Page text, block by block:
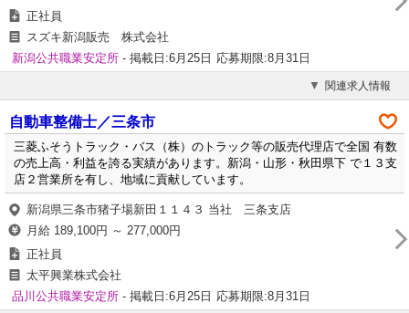
正社員
スズキ新潟販売 株式会社
新潟公共職業安定所 - 掲載日:6月25日 応募期限:8月31日
関連求人情報
自動車整備士／三条市
三菱ふそうトラック・バス（株）のトラック等の販売代理店で全国 有数
の売上高・利益を誇る実績があります。新潟・山形・秋田県下 で１３支
店２営業所を有し、地域に貢献しています。
新潟県三条市猪子場新田１１４３ 当社 三条支店
月給 189,100円 ～ 277,000円
正社員
太平興業株式会社
品川公共職業安定所 - 掲載日:6月25日 応募期限:8月31日